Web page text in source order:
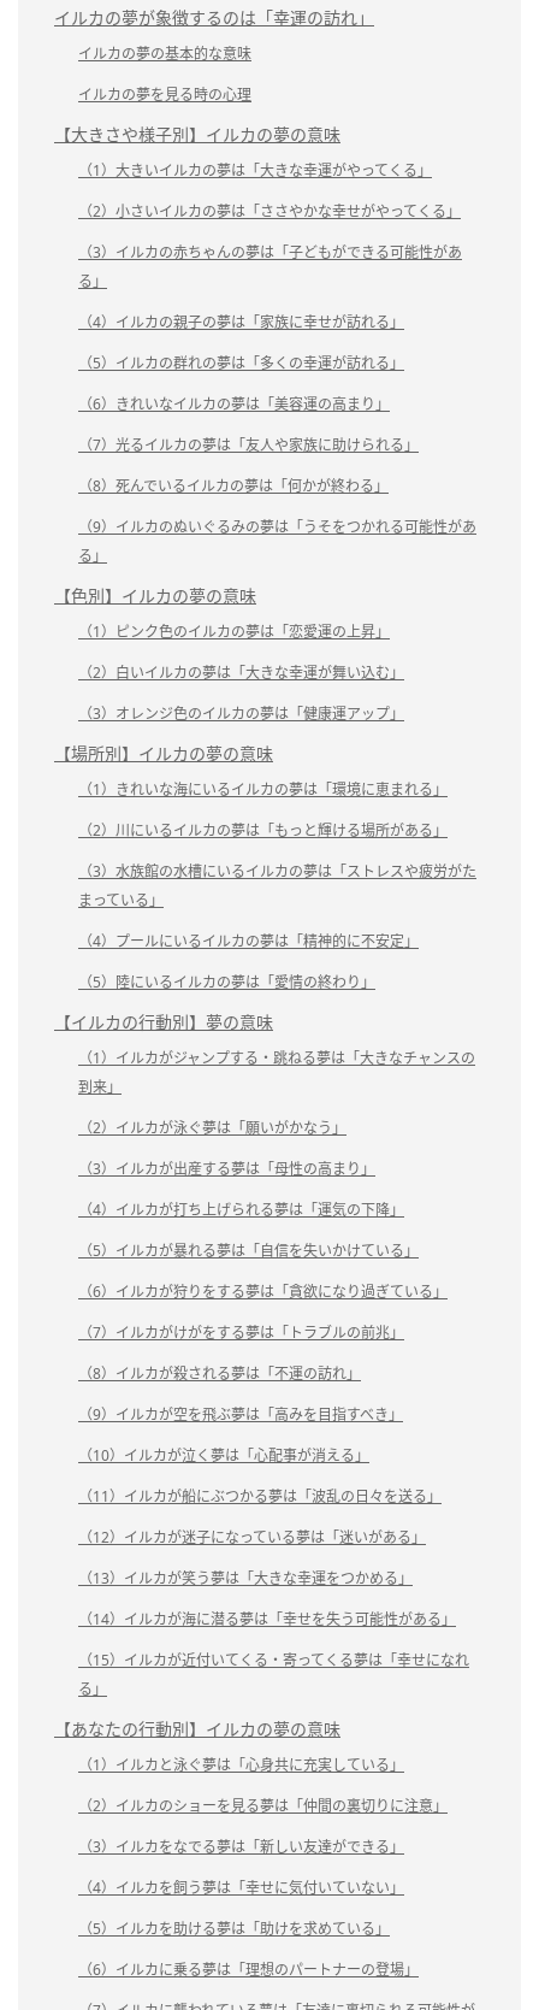
イルカの夢が象徴するのは「幸運の訪れ」
イルカの夢の基本的な意味
イルカの夢を見る時の心理
【大きさや様子別】イルカの夢の意味
（1）大きいイルカの夢は「大きな幸運がやってくる」
（2）小さいイルカの夢は「ささやかな幸せがやってくる」
（3）イルカの赤ちゃんの夢は「子どもができる可能性があ
る」
（4）イルカの親子の夢は「家族に幸せが訪れる」
（5）イルカの群れの夢は「多くの幸運が訪れる」
（6）きれいなイルカの夢は「美容運の高まり」
（7）光るイルカの夢は「友人や家族に助けられる」
（8）死んでいるイルカの夢は「何かが終わる」
（9）イルカのぬいぐるみの夢は「うそをつかれる可能性があ
る」
【色別】イルカの夢の意味
（1）ピンク色のイルカの夢は「恋愛運の上昇」
（2）白いイルカの夢は「大きな幸運が舞い込む」
（3）オレンジ色のイルカの夢は「健康運アップ」
【場所別】イルカの夢の意味
（1）きれいな海にいるイルカの夢は「環境に恵まれる」
（2）川にいるイルカの夢は「もっと輝ける場所がある」
（3）水族館の水槽にいるイルカの夢は「ストレスや疲労がた
まっている」
（4）プールにいるイルカの夢は「精神的に不安定」
（5）陸にいるイルカの夢は「愛情の終わり」
【イルカの行動別】夢の意味
（1）イルカがジャンプする・跳ねる夢は「大きなチャンスの
到来」
（2）イルカが泳ぐ夢は「願いがかなう」
（3）イルカが出産する夢は「母性の高まり」
（4）イルカが打ち上げられる夢は「運気の下降」
（5）イルカが暴れる夢は「自信を失いかけている」
（6）イルカが狩りをする夢は「貪欲になり過ぎている」
（7）イルカがけがをする夢は「トラブルの前兆」
（8）イルカが殺される夢は「不運の訪れ」
（9）イルカが空を飛ぶ夢は「高みを目指すべき」
（10）イルカが泣く夢は「心配事が消える」
（11）イルカが船にぶつかる夢は「波乱の日々を送る」
（12）イルカが迷子になっている夢は「迷いがある」
（13）イルカが笑う夢は「大きな幸運をつかめる」
（14）イルカが海に潜る夢は「幸せを失う可能性がある」
（15）イルカが近付いてくる・寄ってくる夢は「幸せになれ
る」
【あなたの行動別】イルカの夢の意味
（1）イルカと泳ぐ夢は「心身共に充実している」
（2）イルカのショーを見る夢は「仲間の裏切りに注意」
（3）イルカをなでる夢は「新しい友達ができる」
（4）イルカを飼う夢は「幸せに気付いていない」
（5）イルカを助ける夢は「助けを求めている」
（6）イルカに乗る夢は「理想のパートナーの登場」